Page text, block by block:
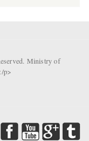
Ministry of
p>